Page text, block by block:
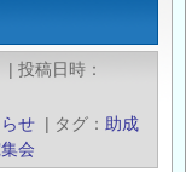
| 投稿日時
せ | タグ
助成
会